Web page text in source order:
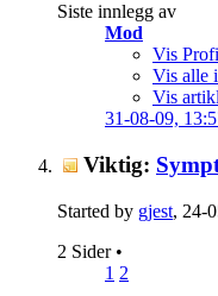
Siste innlegg av
Mod
Vis
Vis alle
Vis
31-08-09,
Viktig:
Started by gjest, 24-
2 Sider •
1 2